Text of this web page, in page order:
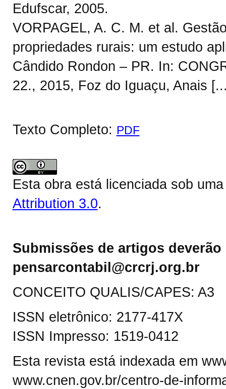
Edufscar, 2005.
VORPAGEL, A. C. M. et al.
propriedades rurais: um estudo
Cândido Rondon – PR. In:
22., 2015, Foz do Iguaçu, Anais
Texto Completo: PDF
Esta obra está licenciada sob
Attribution 3.0.
Submissões de artigos
pensarcontabil@crcrj.org.br
CONCEITO QUALIS/CAPES: A3
ISSN eletrônico: 2177-417X
ISSN Impresso: 1519-0412
Esta revista está indexada em
www.cnen.gov.br/centro-de-